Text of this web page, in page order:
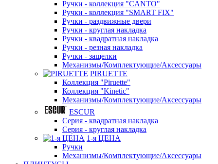
Ручки - коллекция "CANTO"
Ручки - коллекция "SMART FIX"
Ручки - раздвижные двери
Ручки - круглая накладка
Ручки - квадратная накладка
Ручки - резная накладка
Ручки - защелки
Механизмы/Комплектующие/Аксессуары
PIRUETTE
Коллекция "Piruette"
Коллекция "Kinetic"
Механизмы/Комплектующие/Аксессуары
ESCUR
Серия - квадратная накладка
Серия - круглая накладка
1-я ЦЕНА
Ручки
Механизмы/Комплектующие/Аксессуары